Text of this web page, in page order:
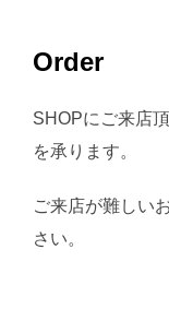
Order
SHOPにご来店
を承ります。
ご来店が難しい
さい。